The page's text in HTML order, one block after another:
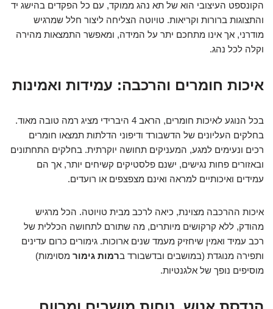
הקונספט העיצובי הוא של תא נהג ממוקד, עם כל הפקדים בהישג יד
והתצוגות ברורות וקריאות. טויוטה הצליחה ליצור חלל שמרגיש
מודרני, אך אינו מתחכם יתר על המידה, ומאפשר התמצאות מהירה
וקלה לכל נהג.
איכות חומרים והרכבה: עמידות ואמינות
בכל הנוגע לאיכות חומרים, הראב 4 היברידי מציג רמה טובה מאוד.
בחלקים העליונים של הדשבורד ודיפוני הדלתות תמצאו חומרים
רכים ונעימים למגע, המעניקים תחושה יוקרתית. בחלקים התחתונים
ובאזורים פחות נגישים, ישנם פלסטיקים קשיחים יותר, אך הם
עמידים ואיכותיים למראה ואינם מצפצפים או רועדים.
איכות ההרכבה מצוינת, כיאה לרכב מבית טויוטה. הכל מרגיש
מהודק, ללא קרקושים מיותרים, מה שתורם לתחושה הכללית של
רכב עמיד ואמין שיחזיק מעמד שנים ארוכות. גימורים כרום עדינים
ותפירה מנוגדת (במושבים ובדשבורד ברמות גימור מסוימות)
מוסיפים נופך של אלגנטיות.